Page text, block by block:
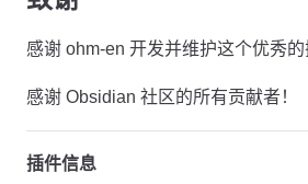
感谢 ohm-en 开发并维护这个优秀的
感谢 Obsidian 社区的所有贡献者！
插件信息